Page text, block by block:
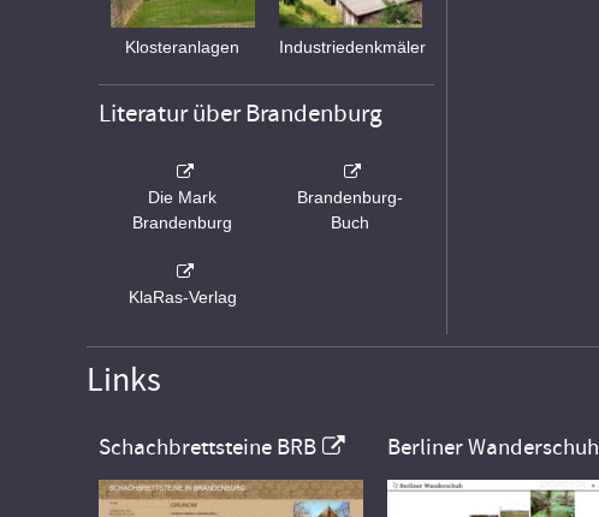
Klosteranlagen Industriedenkmäler
Literatur über Brandenburg
Die Mark
Brandenburg
Brandenburg-
Buch
KlaRas-Verlag
Links
Schachbrettsteine BRB Berliner Wanderschuh